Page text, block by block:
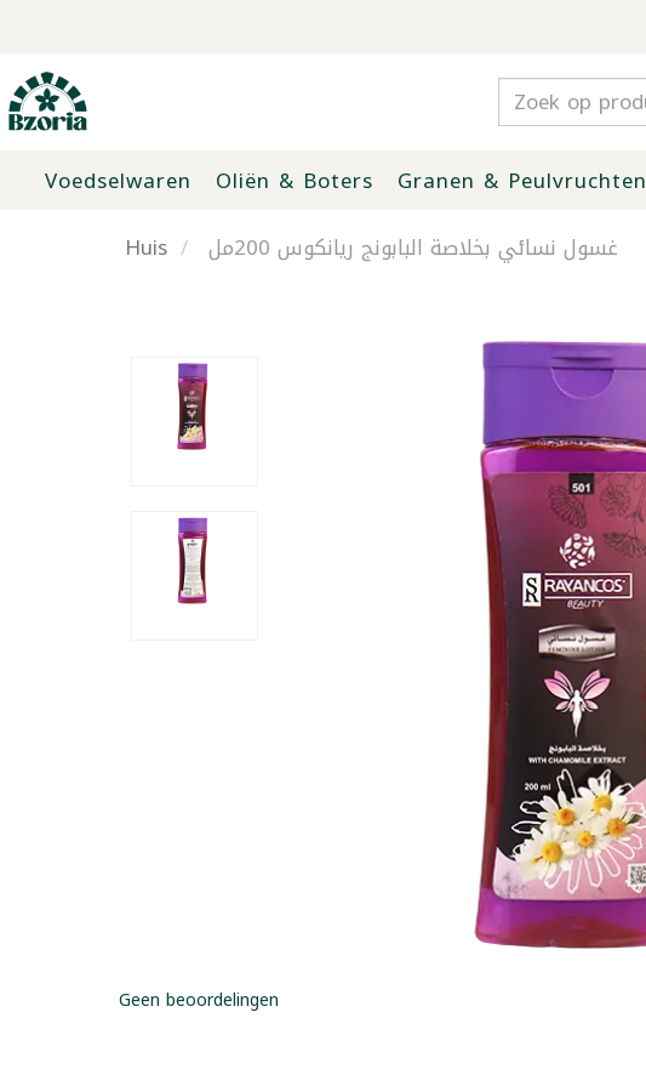
Voedselwaren Oliën & Boters Granen & Peulvruchten
Huis
غسول نسائي بخلاصة البابونج ريانكوس 200مل
Geen beoordelingen